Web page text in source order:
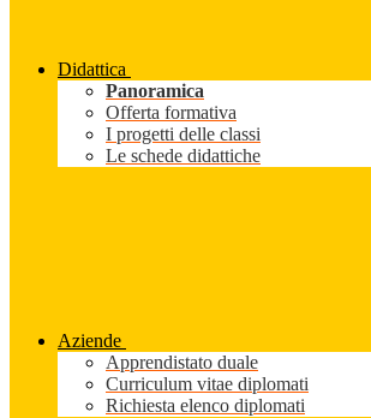
Didattica
Panoramica
Offerta formativa
I progetti delle classi
Le schede didattiche
Aziende
Apprendistato duale
Curriculum vitae diplomati
Richiesta elenco diplomati